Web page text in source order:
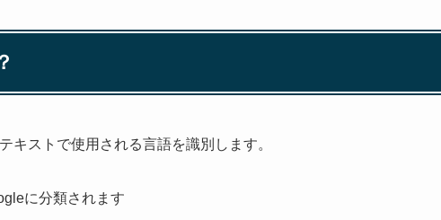
キストで使用される言語を識別します。
に分類されます